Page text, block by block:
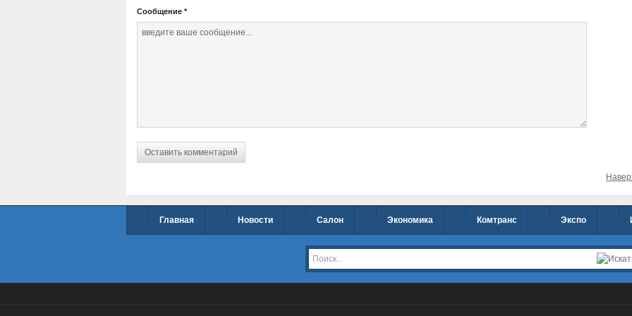
Сообщение *
Главная Новости Салон Экономика Комтранс Экспо